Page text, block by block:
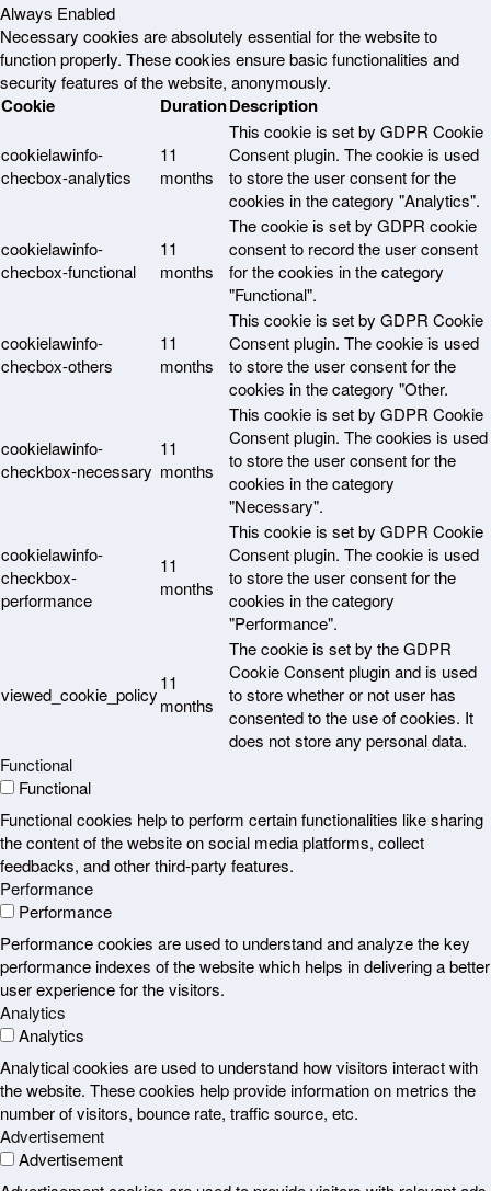
Always Enabled
Necessary cookies are absolutely essential for the website to
function properly. These cookies ensure basic functionalities and
security features of the website, anonymously.
Cookie DurationDescription
cookielawinfo-
checbox-analytics
11
months
This cookie is set by GDPR Cookie
Consent plugin. The cookie is used
to store the user consent for the
cookies in the category "Analytics".
cookielawinfo-
checbox-functional
11
months
The cookie is set by GDPR cookie
consent to record the user consent
for the cookies in the category
"Functional".
cookielawinfo-
checbox-others
11
months
This cookie is set by GDPR Cookie
Consent plugin. The cookie is used
to store the user consent for the
cookies in the category "Other.
cookielawinfo-
checkbox-necessary
11
months
This cookie is set by GDPR Cookie
Consent plugin. The cookies is used
to store the user consent for the
cookies in the category
"Necessary".
cookielawinfo-
checkbox-
performance
11
months
This cookie is set by GDPR Cookie
Consent plugin. The cookie is used
to store the user consent for the
cookies in the category
"Performance".
viewed_cookie_policy
11
months
The cookie is set by the GDPR
Cookie Consent plugin and is used
to store whether or not user has
consented to the use of cookies. It
does not store any personal data.
Functional
Functional
Functional cookies help to perform certain functionalities like sharing
the content of the website on social media platforms, collect
feedbacks, and other third-party features.
Performance
Performance
Performance cookies are used to understand and analyze the key
performance indexes of the website which helps in delivering a better
user experience for the visitors.
Analytics
Analytics
Analytical cookies are used to understand how visitors interact with
the website. These cookies help provide information on metrics the
number of visitors, bounce rate, traffic source, etc.
Advertisement
Advertisement